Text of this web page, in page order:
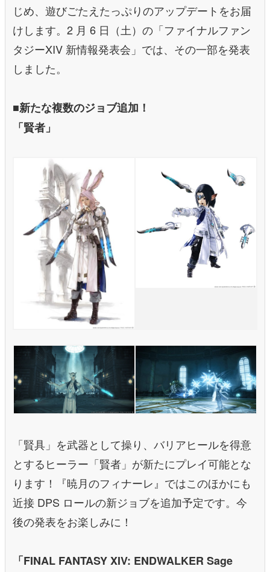
じめ、遊びごたえたっぷりのアップデートをお届
けします。2 月 6 日（土）の「ファイナルファン
タジーXIV 新情報発表会」では、その一部を発表
しました。
■新たな複数のジョブ追加！
「賢者」
「賢具」を武器として操り、バリアヒールを得意
とするヒーラー「賢者」が新たにプレイ可能とな
ります！『暁月のフィナーレ』ではこのほかにも
近接 DPS ロールの新ジョブを追加予定です。今
後の発表をお楽しみに！
「FINAL FANTASY XIV: ENDWALKER Sage